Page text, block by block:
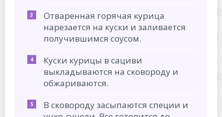
Отваренная горячая курица
нарезается на куски и заливается
получившимся соусом.
Куски курицы в сациви
выкладываются на сковороду и
обжариваются.
В сковороду засыпаются специи и